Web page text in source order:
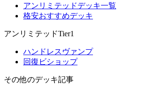
アンリミテッドデッキ一覧
格安おすすめデッキ
アンリミテッドTier1
ハンドレスヴァンプ
回復ビショップ
その他のデッキ記事